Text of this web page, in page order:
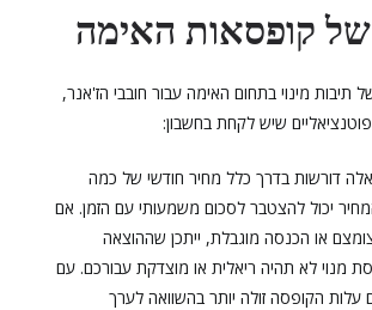
של קופסאות האימה
תיבות מינוי בתחום האימה עבור חובבי הז'אנר,
שיש לקחת בחשבון:
דורשות בדרך כלל מחיר חודשי של כמה
יכול להצטבר לסכום משמעותי עם הזמן. אם
או הכנסה מוגבלת, ייתכן שההוצאה
מנוי לא תהיה ריאלית או מוצדקת עבורכם. עם
עלות הקופסה זולה יותר בהשוואה לערך